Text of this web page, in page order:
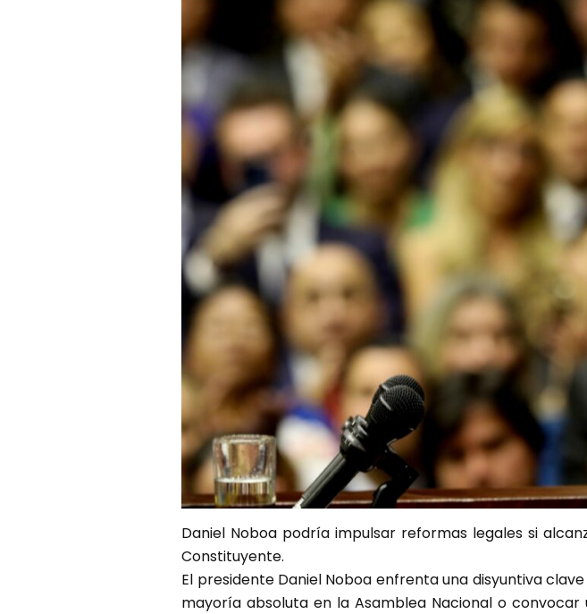
Daniel Noboa podría impulsar reformas legales si
Constituyente.
El presidente Daniel Noboa enfrenta una disyuntiva
mayoría absoluta en la Asamblea Nacional o